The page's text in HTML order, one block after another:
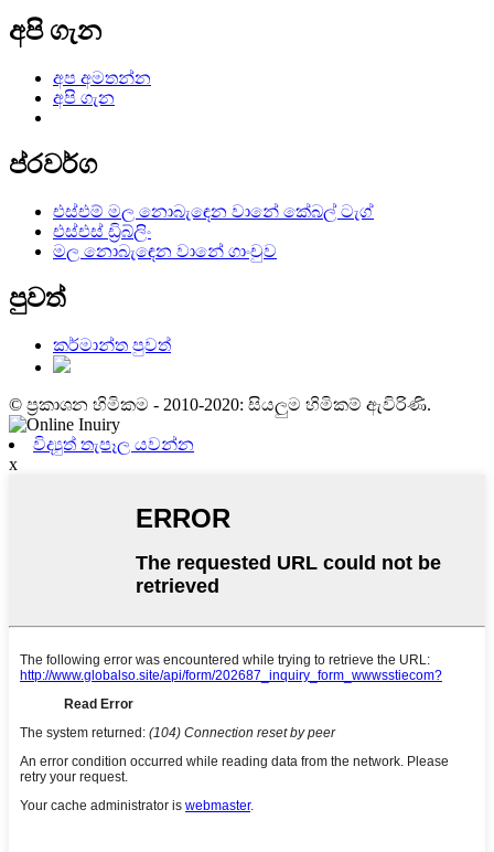
අපි ගැන
අප අමතන්න
අපි ගැන
ප්රවර්ග
එස්එම් මල නොබැඳෙන වානේ කේබල් ටැග්
එස්එස් ඩ්‍රිබ්ලිං
මල නොබැඳෙන වානේ ගාංචුව
පුවත්
කර්මාන්ත පුවත්
© ප්‍රකාශන හිමිකම - 2010-2020: සියලුම හිමිකම් ඇවිරිණි.
විද්‍යුත් තැපෑල යවන්න
x